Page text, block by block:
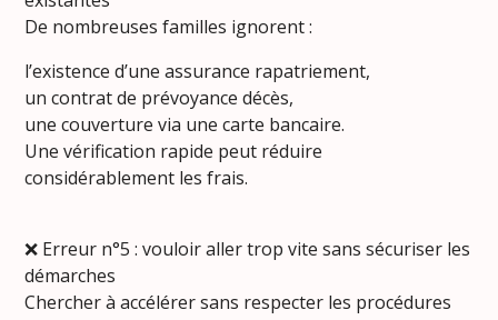
De nombreuses familles ignorent :
l’existence d’une assurance rapatriement,
un contrat de prévoyance décès,
une couverture via une carte bancaire.
Une vérification rapide peut réduire
considérablement les frais.
❌ Erreur n°5 : vouloir aller trop vite sans sécuriser les
démarches
Chercher à accélérer sans respecter les procédures